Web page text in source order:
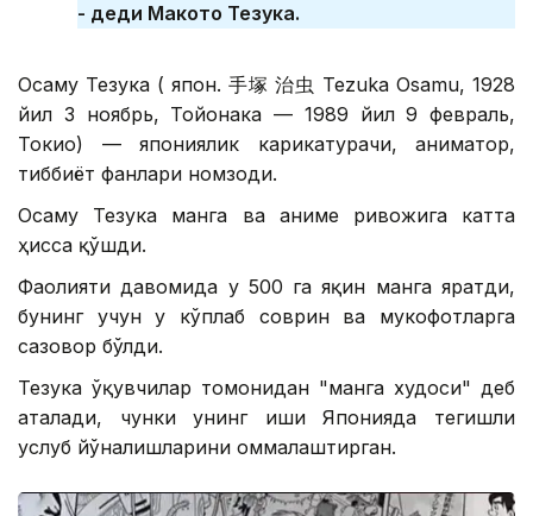
- деди Макото Тезука.
Осаму Тезука ( япон. 手塚 治虫 Tezuka Osamu, 1928
йил 3 ноябрь, Тойонака — 1989 йил 9 февраль,
Токио) — япониялик карикатурачи, аниматор,
тиббиёт фанлари номзоди.
Осаму Тезука манга ва аниме ривожига катта
ҳисса қўшди.
Фаолияти давомида у 500 га яқин манга яратди,
бунинг учун у кўплаб соврин ва мукофотларга
сазовор бўлди.
Тезука ўқувчилар томонидан "манга худоси" деб
аталади, чунки унинг иши Японияда тегишли
услуб йўналишларини оммалаштирган.